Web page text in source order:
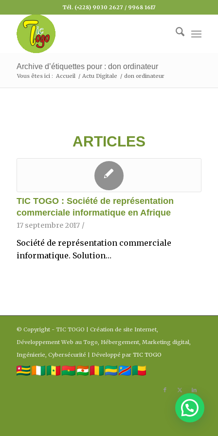
Tél. (+228) 9030 2627 / 9968 1617
Archive d’étiquettes pour : don ordinateur
Vous êtes ici : Accueil / Actu Digitale / don ordinateur
ARTICLES
TIC TOGO : Société de représentation
commerciale informatique en Afrique
17 septembre 2017 /
Société de représentation commerciale
informatique. Solution…
© Copyright - TIC TOGO | Création de site Internet,
Développement Web au Togo, Hébergement, Marketing digital,
Ingénierie, Cybersécurité | Développé par TIC TOGO